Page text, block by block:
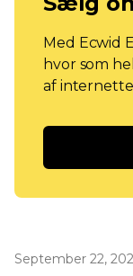
Med Ecwid
hvor som
af
September 22,